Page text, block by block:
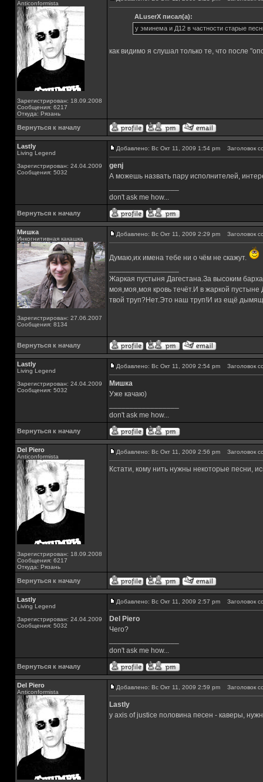
Аnticonformista
Зарегистрирован: 18.09.2008
Сообщения: 6217
Откуда: Рязань
ALuserX писал(а):
у эминема и Д12 в частности старые
как видимо я слушал только те, что после
Вернуться к началу
Lastly
Living Legend
Зарегистрирован: 24.04.2009
Сообщения: 5032
Добавлено: Вс Окт 11, 2009 1:54 pm Заголовок
genj
А можешь назвать пару исполнителей,
don't ask me how...
Вернуться к началу
Мишка
Инкогнитивная какашка
Зарегистрирован: 27.06.2007
Сообщения: 8134
Добавлено: Вс Окт 11, 2009 2:29 pm Заголовок
Думаю,их имена тебе ни о чём не скажут.
Жаркая пустыня Дагестана.За высоким
моя,моя,моя кровь течёт.И в жаркой
твой труп?Нет.Это наш труп!И из ещё
Вернуться к началу
Lastly
Living Legend
Зарегистрирован: 24.04.2009
Сообщения: 5032
Добавлено: Вс Окт 11, 2009 2:54 pm Заголовок
Мишка
Уже качаю)
don't ask me how...
Вернуться к началу
Del Piero
Аnticonformista
Зарегистрирован: 18.09.2008
Сообщения: 6217
Откуда: Рязань
Добавлено: Вс Окт 11, 2009 2:56 pm Заголовок
Кстати, кому нить нужны некоторые песни,
Вернуться к началу
Lastly
Living Legend
Зарегистрирован: 24.04.2009
Сообщения: 5032
Добавлено: Вс Окт 11, 2009 2:57 pm Заголовок
Del Piero
Чего?
don't ask me how...
Вернуться к началу
Del Piero
Аnticonformista
Добавлено: Вс Окт 11, 2009 2:59 pm Заголовок
Lastly
у axis of justice половина песен - каверы,